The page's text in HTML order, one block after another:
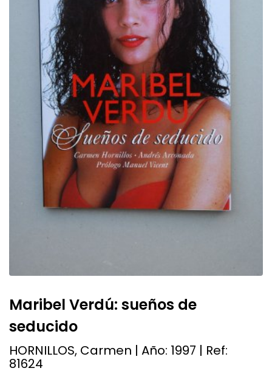
Maribel Verdú: sueños de
seducido
HORNILLOS, Carmen | Año: 1997 | Ref:
81624